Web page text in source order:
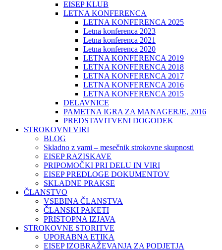
EISEP KLUB
LETNA KONFERENCA
LETNA KONFERENCA 2025
Letna konferenca 2023
Letna konferenca 2021
Letna konferenca 2020
LETNA KONFERENCA 2019
LETNA KONFERENCA 2018
LETNA KONFERENCA 2017
LETNA KONFERENCA 2016
LETNA KONFERENCA 2015
DELAVNICE
PAMETNA IGRA ZA MANAGERJE, 2016
PREDSTAVITVENI DOGODEK
STROKOVNI VIRI
BLOG
Skladno z vami – mesečnik strokovne skupnosti
EISEP RAZISKAVE
PRIPOMOČKI PRI DELU IN VIRI
EISEP PREDLOGE DOKUMENTOV
SKLADNE PRAKSE
ČLANSTVO
VSEBINA ČLANSTVA
ČLANSKI PAKETI
PRISTOPNA IZJAVA
STROKOVNE STORITVE
UPORABNA ETIKA
EISEP IZOBRAŽEVANJA ZA PODJETJA